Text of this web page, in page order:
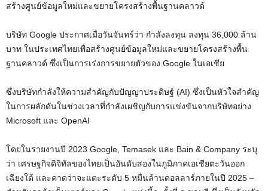
สร้างศูนย์ข้อมูลใหม่และขยายโครงสร้างพื้นฐานคลาวด์
บริษัท Google ประกาศเมื่อวันจันทร์ว่า กำลังลงทุน ลงทุน 36,000 ล้าน
บาท ในประเทศไทยเพื่อสร้างศูนย์ข้อมูลใหม่และขยายโครงสร้างพื้น
ฐานคลาวด์ ซึ่งเป็นการเร่งการขยายตัวของ Google ในเอเชีย
ซึ่งบริษัทกำลังให้ความสำคัญกับปัญญาประดิษฐ์ (AI) ซึ่งเป็นหัวใจสำคัญ
ในการผลักดันในช่วงเวลาที่กำลังเผชิญกับการแข่งขันจากบริษัทอย่าง
Microsoft และ OpenAI
โดยในรายงานปี 2023 Google, Temasek และ Bain & Company ระบุ
ว่า เศรษฐกิจดิจิทัลของไทยเป็นอันดับสองในภูมิภาคเอเชียตะวันออก
เฉียงใต้ และคาดว่าจะแตะระดับ 5 หมื่นล้านดอลลาร์ภายในปี 2025 –